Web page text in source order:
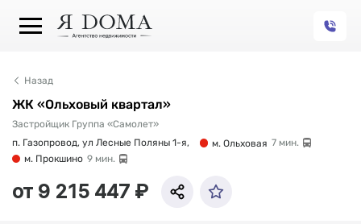
Назад
ЖК «Ольховый квартал»
Застройщик Группа «Самолет»
п. Газопровод, ул Лесные Поляны 1-я,
м. Ольховая 7 мин.
м. Прокшино 9 мин.
от 9 215 447 ₽